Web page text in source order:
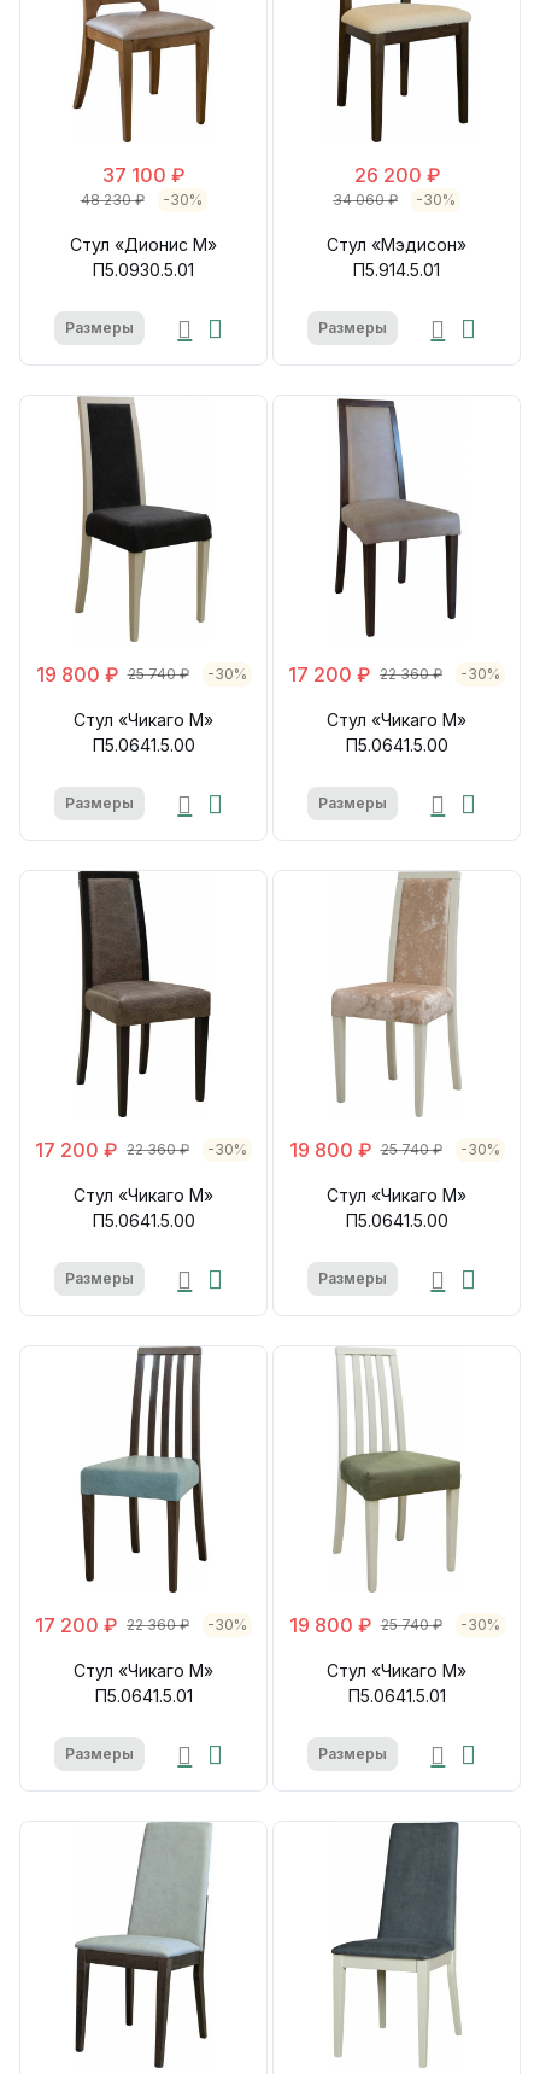
37 100 ₽
48 230 ₽ -30%
Стул «Дионис М»
П5.0930.5.01
Размеры
26 200 ₽
34 060 ₽ -30%
Стул «Мэдисон»
П5.914.5.01
Размеры
19 800 ₽ 25 740 ₽ -30%
Стул «Чикаго М»
П5.0641.5.00
Размеры
17 200 ₽ 22 360 ₽ -30%
Стул «Чикаго М»
П5.0641.5.00
Размеры
17 200 ₽ 22 360 ₽ -30%
Стул «Чикаго М»
П5.0641.5.00
Размеры
19 800 ₽ 25 740 ₽ -30%
Стул «Чикаго М»
П5.0641.5.00
Размеры
17 200 ₽ 22 360 ₽ -30%
Стул «Чикаго М»
П5.0641.5.01
Размеры
19 800 ₽ 25 740 ₽ -30%
Стул «Чикаго М»
П5.0641.5.01
Размеры